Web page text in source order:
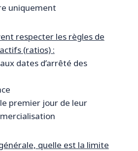
uniquement
respecter les règles de
(ratios) :
dates d’arrêté des
premier jour de leur
quelle est la limite